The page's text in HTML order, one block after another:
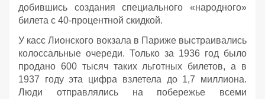
добившись создания специального «народного»
билета с 40-процентной скидкой.
У касс Лионского вокзала в Париже выстраивались
колоссальные очереди. Только за 1936 год было
продано 600 тысяч таких льготных билетов, а в
1937 году эта цифра взлетела до 1,7 миллиона.
Люди отправлялись на побережье всеми